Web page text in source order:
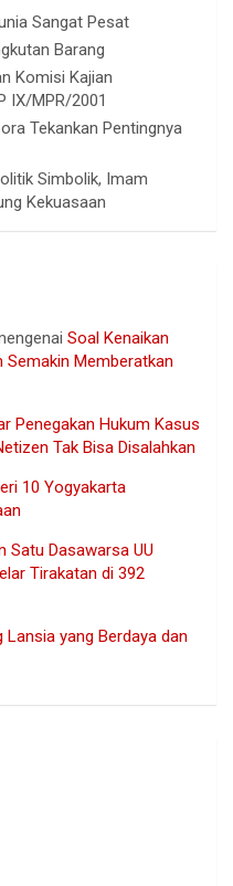
Sangat Pesat
Barang
Komisi Kajian
IX/MPR/2001
Tekankan Pentingnya
Simbolik, Imam
Kekuasaan
Soal Kenaikan
Semakin Memberatkan
Penegakan Hukum Kasus
Tak Bisa Disalahkan
10 Yogyakarta
Satu Dasawarsa UU
Tirakatan di 392
Lansia yang Berdaya dan